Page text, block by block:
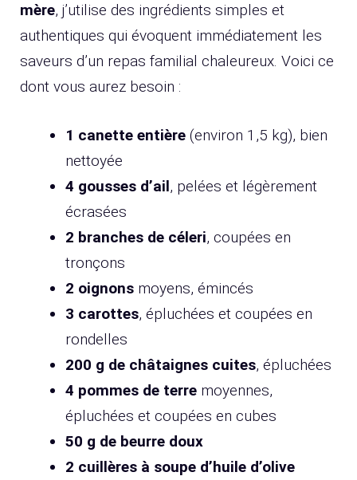
mère, j’utilise des ingrédients simples et
authentiques qui évoquent immédiatement les
saveurs d’un repas familial chaleureux. Voici ce
dont vous aurez besoin :
1 canette entière (environ 1,5 kg), bien
nettoyée
4 gousses d’ail, pelées et légèrement
écrasées
2 branches de céleri, coupées en
tronçons
2 oignons moyens, émincés
3 carottes, épluchées et coupées en
rondelles
200 g de châtaignes cuites, épluchées
4 pommes de terre moyennes,
épluchées et coupées en cubes
50 g de beurre doux
2 cuillères à soupe d’huile d’olive